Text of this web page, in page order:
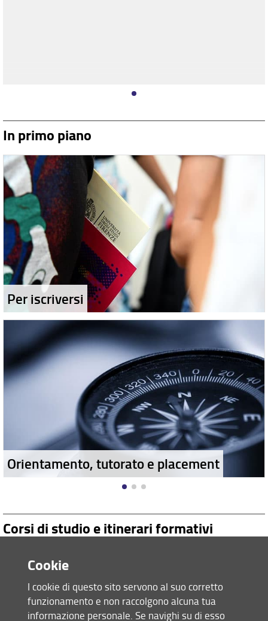
In primo piano
Per iscriversi
Orientamento, tutorato e placement
Corsi di studio e itinerari formativi
Cookie
I cookie di questo sito servono al suo corretto
funzionamento e non raccolgono alcuna tua
informazione personale. Se navighi su di esso